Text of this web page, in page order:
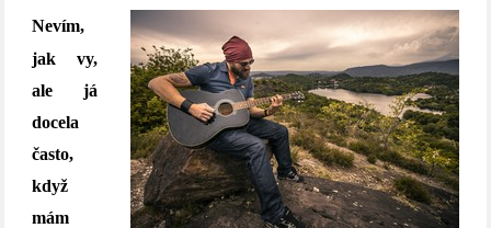
Nevím,
jak vy,
ale já
docela
často,
když
mám